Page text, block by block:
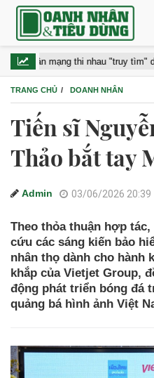
mạng thi nhau "truy tìm" danh tính
TRANG CHỦ DOANH NHÂN
Tiến sĩ
Thảo bắt tay
Admin 03/06/2026 20:39
Theo thỏa thuận hợp
cứu các sáng kiến bảo
nhân thọ dành cho hành
khắp của Vietjet Group,
động phát triển bóng đá
quảng bá hình ảnh Việt